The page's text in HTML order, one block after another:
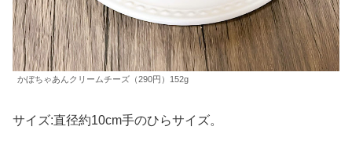
かぼちゃあんクリームチーズ（290円）152g
サイズ:直径約10cm手のひらサイズ。